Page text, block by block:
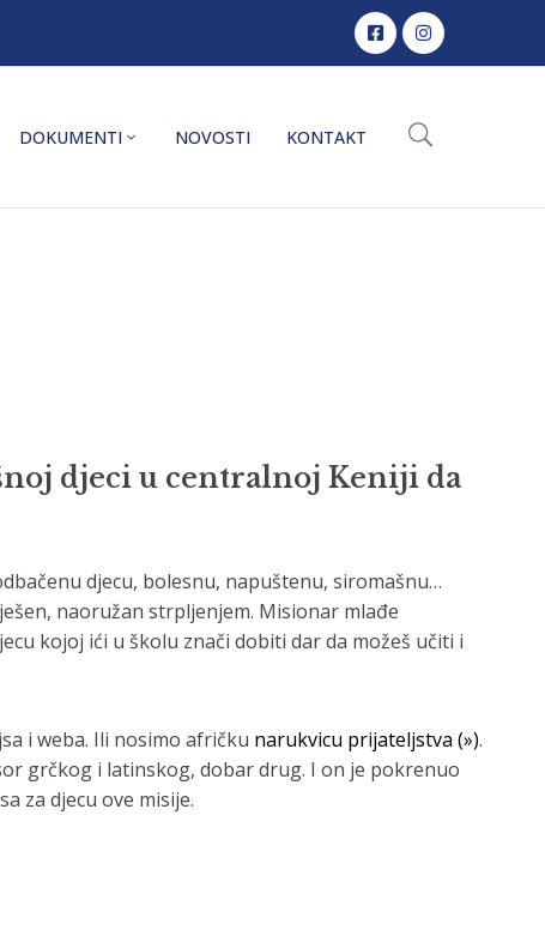
DOKUMENTI NOVOSTI KONTAKT
djeci u centralnoj Keniji da
djecu, bolesnu, napuštenu, siromašnu…
naoružan strpljenjem. Misionar mlađe
kojoj ići u školu znači dobiti dar da možeš učiti i
i weba. Ili nosimo afričku narukvicu prijateljstva (»).
grčkog i latinskog, dobar drug. I on je pokrenuo
za djecu ove misije.